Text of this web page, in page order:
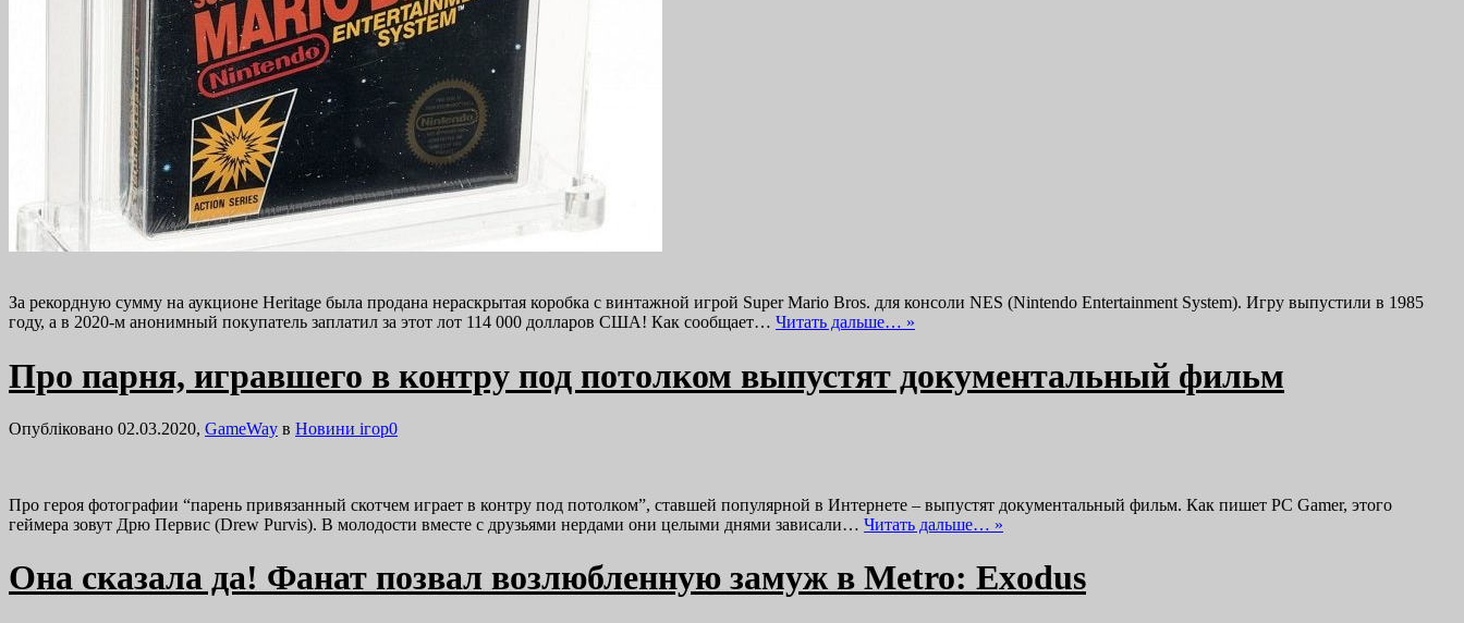
За рекордную сумму на аукционе Heritage была продана нераскрытая коробка с винтажной игрой Super Mario Bros. для консоли NES (Nintendo Entertainment System). Игру выпустили в 1985
году, а в 2020-м анонимный покупатель заплатил за этот лот 114 000 долларов США! Как сообщает… Читать дальше… »
Про парня, игравшего в контру под потолком выпустят документальный фильм
Опубліковано 02.03.2020, GameWay в Новини ігор0
Про героя фотографии “парень привязанный скотчем играет в контру под потолком”, ставшей популярной в Интернете – выпустят документальный фильм. Как пишет PC Gamer, этого
геймера зовут Дрю Первис (Drew Purvis). В молодости вместе с друзьями нердами они целыми днями зависали… Читать дальше… »
Она сказала да! Фанат позвал возлюбленную замуж в Metro: Exodus